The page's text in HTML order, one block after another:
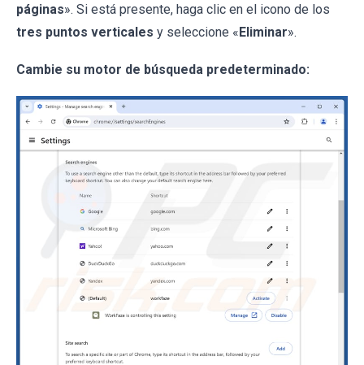
páginas». Si está presente, haga clic en el icono de los
tres puntos verticales y seleccione «Eliminar».
Cambie su motor de búsqueda predeterminado: